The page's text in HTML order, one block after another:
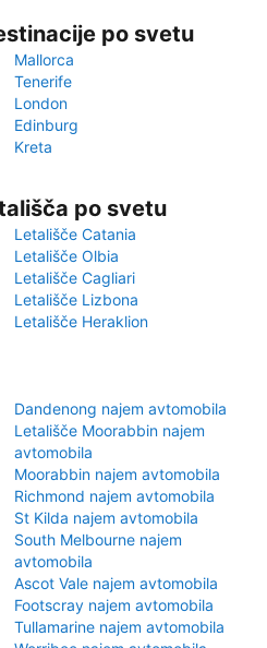
po svetu
Mallorca
Tenerife
London
Edinburg
Kreta
po svetu
Letališče Catania
Letališče Olbia
Letališče Cagliari
Letališče Lizbona
Letališče Heraklion
Dandenong najem avtomobila
Letališče Moorabbin najem
avtomobila
Moorabbin najem avtomobila
Richmond najem avtomobila
St Kilda najem avtomobila
South Melbourne najem
avtomobila
Ascot Vale najem avtomobila
Footscray najem avtomobila
Tullamarine najem avtomobila